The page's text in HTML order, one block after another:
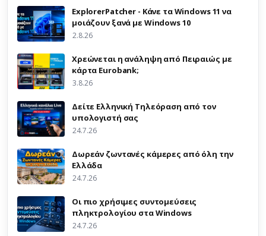
ExplorerPatcher - Κάνε τα Windows 11 να
μοιάζουν ξανά με Windows 10
2.8.26
Χρεώνεται η ανάληψη από Πειραιώς με
κάρτα Eurobank;
3.8.26
Δείτε Ελληνική Τηλεόραση από τον
υπολογιστή σας
24.7.26
Δωρεάν ζωντανές κάμερες από όλη την
Ελλάδα
24.7.26
Οι πιο χρήσιμες συντομεύσεις
πληκτρολογίου στα Windows
24.7.26